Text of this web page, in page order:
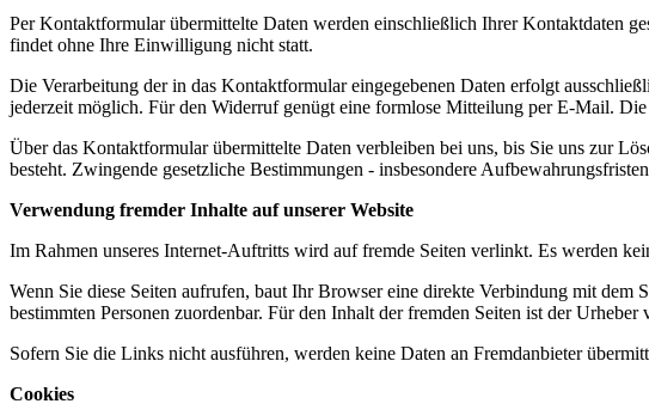
Per Kontaktformular übermittelte Daten werden einschließlich Ihrer Kontaktdaten
findet ohne Ihre Einwilligung nicht statt.
Die Verarbeitung der in das Kontaktformular eingegebenen Daten erfolgt
jederzeit möglich. Für den Widerruf genügt eine formlose Mitteilung per E-Mail.
Über das Kontaktformular übermittelte Daten verbleiben bei uns, bis Sie uns zur
besteht. Zwingende gesetzliche Bestimmungen - insbesondere
Verwendung fremder Inhalte auf unserer Website
Im Rahmen unseres Internet-Auftritts wird auf fremde Seiten verlinkt. Es werden
Wenn Sie diese Seiten aufrufen, baut Ihr Browser eine direkte Verbindung mit dem
bestimmten Personen zuordenbar. Für den Inhalt der fremden Seiten ist der
Sofern Sie die Links nicht ausführen, werden keine Daten an Fremdanbieter
Cookies